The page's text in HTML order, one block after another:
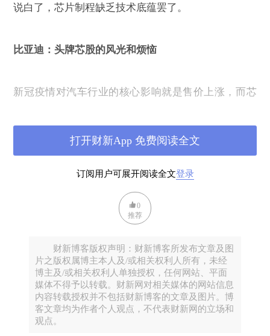
说白了，芯片制程缺乏技术底蕴罢了。
比亚迪：头牌芯股的风光和烦恼
新冠疫情对汽车行业的核心影响就是售价上涨，而芯
订单，却因芯片断料，无法开启生产线时，才会真切
地体会到：自我掌控车芯是多么重要。有鉴于此，财
大气粗的比亚迪把经营了接近20年的芯片事业部，于
2020年拆分出来，成立比亚迪半导体公司，并借助中
国芯片的大春风，于今年1月强势IPO，头牌车芯的光
环就此铸就。只是颇有点儿“盛名之下，其实难副”的
其实，比亚迪半导体的历史可谓艰辛而漫长，夹杂着
一些小荣耀。早在2002年，比亚迪就开始做半导体生
意，当时主攻电池保护芯片，后来又逐步将生意扩展
到光电子、微电子、LED照明等业务。大概20年的时
订阅用户可展开阅读全文登录
打开财新App 免费阅读全文
0
推荐
财新博客版权声明：财新博客所发布文章及图
片之版权属博主本人及/或相关权利人所有，未经
博主及/或相关权利人单独授权，任何网站、平面
媒体不得予以转载。财新网对相关媒体的网站信息
内容转载授权并不包括财新博客的文章及图片。博
客文章均为作者个人观点，不代表财新网的立场和
观点。